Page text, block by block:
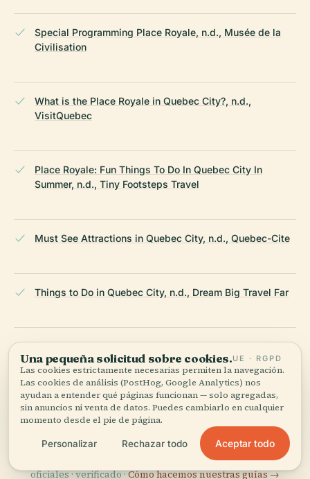
Special Programming Place Royale, n.d., Musée de la
Civilisation
What is the Place Royale in Quebec City?, n.d.,
VisitQuebec
Place Royale: Fun Things To Do In Quebec City In
Summer, n.d., Tiny Footsteps Travel
Must See Attractions in Quebec City, n.d., Quebec-Cite
Things to Do in Quebec City, n.d., Dream Big Travel Far
Place Royale, Quebec City, n.d., Thrillophilia
Wikipedia — Place Royale (Québec)
ÚLTIMA REVISIÓN: APRIL 2026
Documentado a partir de Wikidata, Wikipedia y fuentes
oficiales · verificado ·Cómo hacemos nuestras guías →
Una pequeña solicitud sobre cookies.UE · RGPD
Las cookies estrictamente necesarias permiten la navegación.
Las cookies de análisis (PostHog, Google Analytics) nos
ayudan a entender qué páginas funcionan — solo agregadas,
sin anuncios ni venta de datos. Puedes cambiarlo en cualquier
momento desde el pie de página.
Personalizar Rechazar todo Aceptar todo